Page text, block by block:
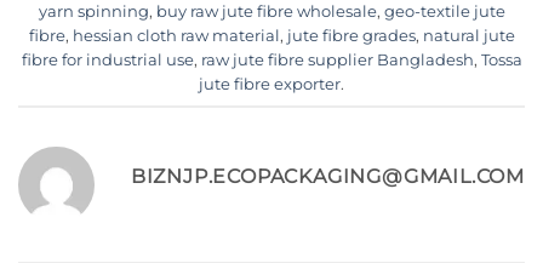
yarn spinning, buy raw jute fibre wholesale, geo-textile jute
fibre, hessian cloth raw material, jute fibre grades, natural jute
fibre for industrial use, raw jute fibre supplier Bangladesh, Tossa
jute fibre exporter.
BIZNJP.ECOPACKAGING@GMAIL.COM